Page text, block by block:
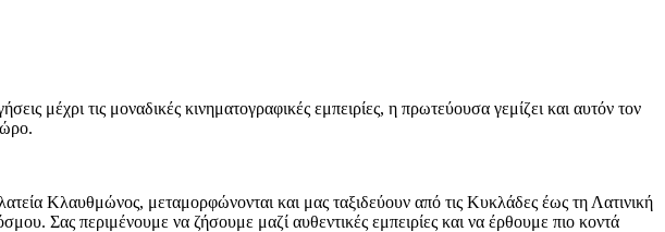
μέχρι τις μοναδικές κινηματογραφικές εμπειρίες, η πρωτεύουσα γεμίζει και αυτόν τον
Κλαυθμώνος, μεταμορφώνονται και μας ταξιδεύουν από τις Κυκλάδες έως τη Λατινική
Σας περιμένουμε να ζήσουμε μαζί αυθεντικές εμπειρίες και να έρθουμε πιο κοντά